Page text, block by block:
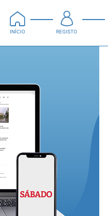
INÍCIO REGISTO